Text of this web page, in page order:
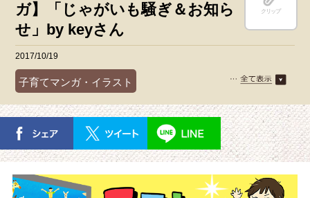
ガ】「じゃがいも騒ぎ＆お知ら
せ」by keyさん
クリップ
2017/10/19
子育てマンガ・イラスト